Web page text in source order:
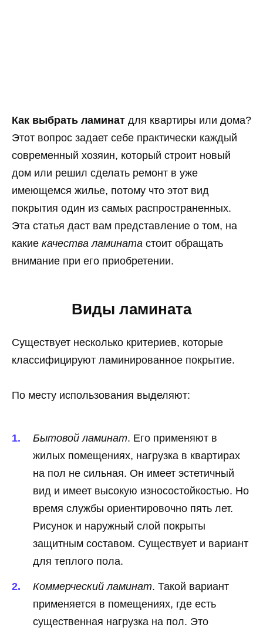
Как выбрать ламинат для квартиры или дома?
Этот вопрос задает себе практически каждый
современный хозяин, который строит новый
дом или решил сделать ремонт в уже
имеющемся жилье, потому что этот вид
покрытия один из самых распространенных.
Эта статья даст вам представление о том, на
какие качества ламината стоит обращать
внимание при его приобретении.
Виды ламината
Существует несколько критериев, которые
классифицируют ламинированное покрытие.
По месту использования выделяют:
Бытовой ламинат. Его применяют в
жилых помещениях, нагрузка в квартирах
на пол не сильная. Он имеет эстетичный
вид и имеет высокую износостойкостью. Но
время службы ориентировочно пять лет.
Рисунок и наружный слой покрыты
защитным составом. Существует и вариант
для теплого пола.
Коммерческий ламинат. Такой вариант
применяется в помещениях, где есть
существенная нагрузка на пол. Это